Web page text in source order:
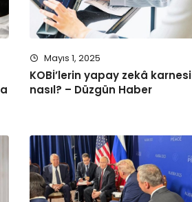
Mayıs 1, 2025
KOBİ’lerin yapay zekâ karnesi
nasıl? – Düzgün Haber